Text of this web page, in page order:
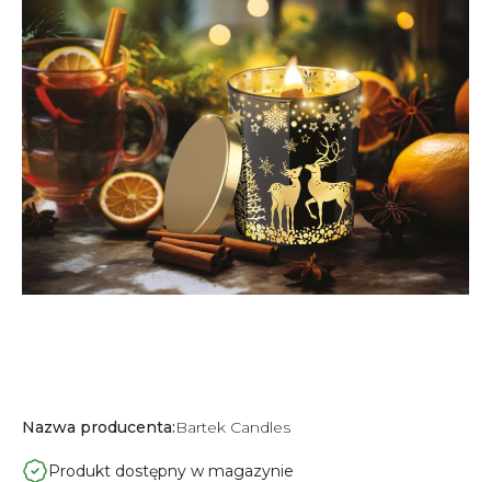
Nazwa producenta:Bartek Candles
Produkt dostępny w magazynie